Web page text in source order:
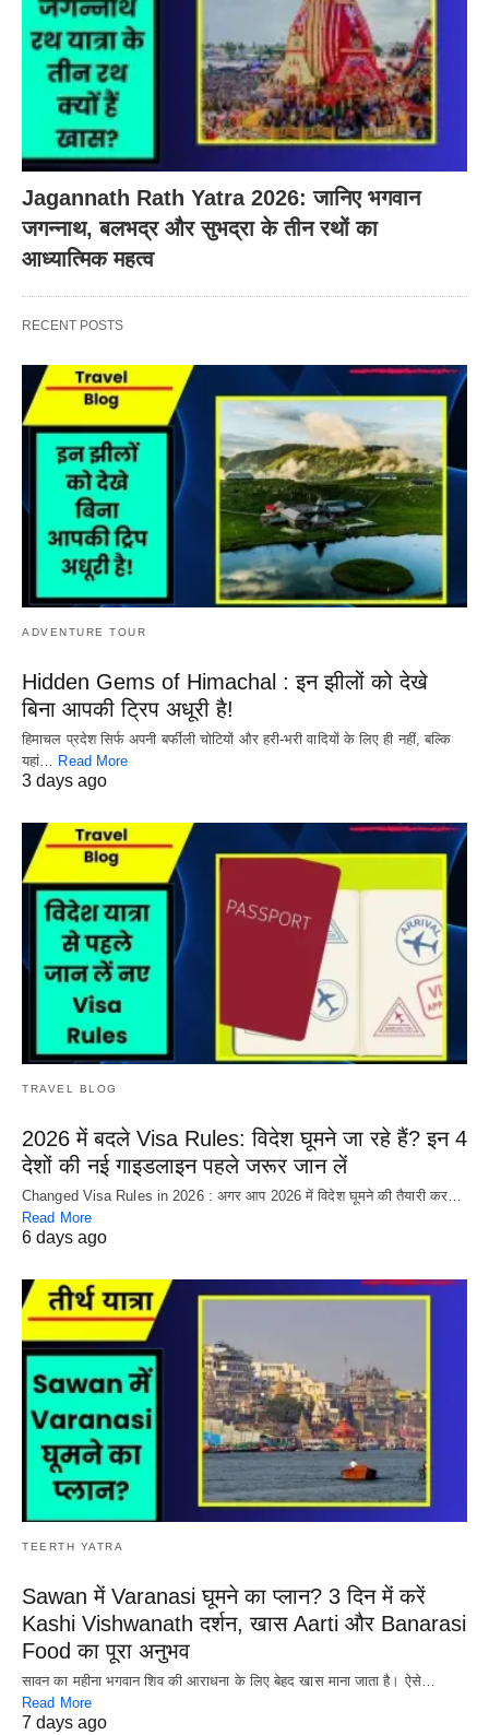
Jagannath Rath Yatra 2026: जानिए भगवान
जगन्नाथ, बलभद्र और सुभद्रा के तीन रथों का
आध्यात्मिक महत्व
RECENT POSTS
ADVENTURE TOUR
Hidden Gems of Himachal : इन झीलों को देखे
बिना आपकी ट्रिप अधूरी है!
हिमाचल प्रदेश सिर्फ अपनी बर्फीली चोटियों और हरी-भरी वादियों के लिए ही नहीं, बल्कि
यहां…
Read More
3 days ago
TRAVEL BLOG
2026 में बदले Visa Rules: विदेश घूमने जा रहे हैं? इन 4
देशों की नई गाइडलाइन पहले जरूर जान लें
Changed Visa Rules in 2026 : अगर आप 2026 में विदेश घूमने की तैयारी कर…
Read More
6 days ago
TEERTH YATRA
Sawan में Varanasi घूमने का प्लान? 3 दिन में करें
Kashi Vishwanath दर्शन, खास Aarti और Banarasi
Food का पूरा अनुभव
सावन का महीना भगवान शिव की आराधना के लिए बेहद खास माना जाता है। ऐसे…
Read More
7 days ago